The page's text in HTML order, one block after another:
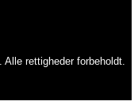
rettigheder forbeholdt.